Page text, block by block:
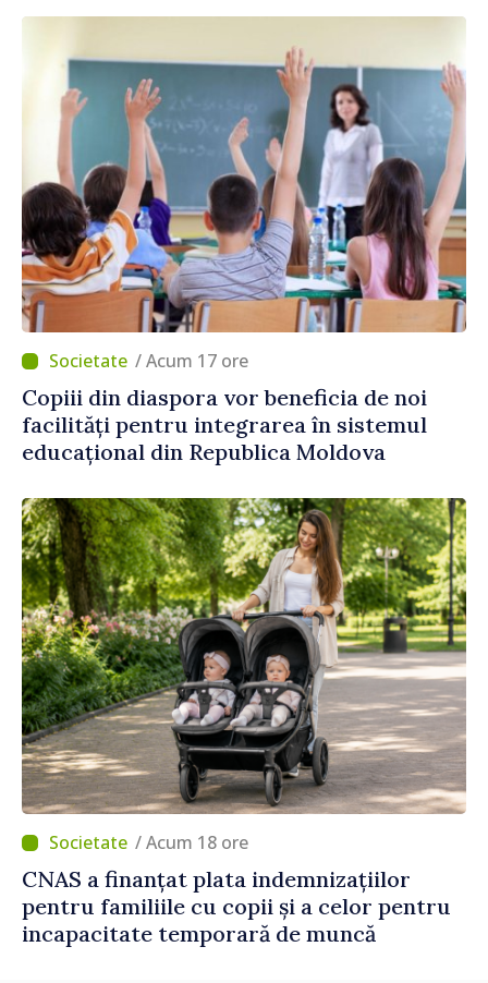
/ Acum 17 ore
Copiii din diaspora vor beneficia de noi
facilități pentru integrarea în sistemul
educațional din Republica Moldova
/ Acum 18 ore
CNAS a finanțat plata indemnizațiilor
pentru familiile cu copii și a celor pentru
incapacitate temporară de muncă